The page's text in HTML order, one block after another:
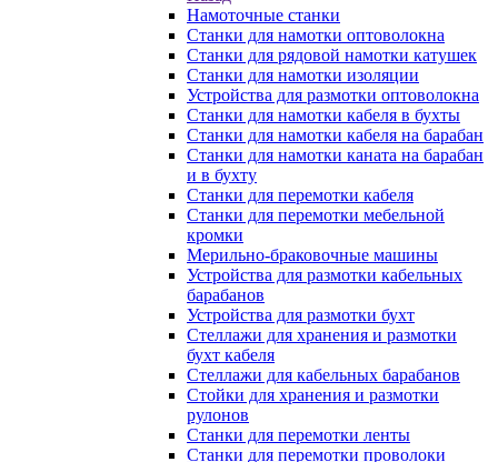
Намоточные станки
Станки для намотки оптоволокна
Станки для рядовой намотки катушек
Станки для намотки изоляции
Устройства для размотки оптоволокна
Станки для намотки кабеля в бухты
Станки для намотки кабеля на барабан
Станки для намотки каната на барабан
и в бухту
Станки для перемотки кабеля
Станки для перемотки мебельной
кромки
Мерильно-браковочные машины
Устройства для размотки кабельных
барабанов
Устройства для размотки бухт
Стеллажи для хранения и размотки
бухт кабеля
Стеллажи для кабельных барабанов
Стойки для хранения и размотки
рулонов
Станки для перемотки ленты
Станки для перемотки проволоки